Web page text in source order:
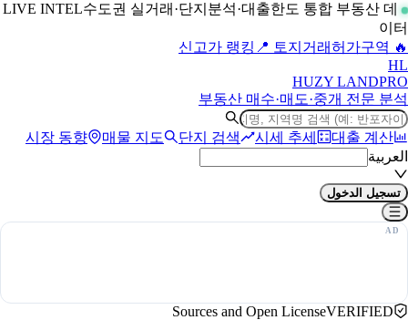
LIVE INTEL
수도권 실거래·단지분석·대출한도 통합 부동산 데
이터
🔥 신고가 랭킹
📍 토지거래허가구역
HL
HUZY LANDPRO
부동산 매수·매도·중개 전문 분석
시장 동향 매물 지도 단지 검색 시세 추세
대출 계산
العربية
تسجيل الدخول
Sources and Open LicenseVERIFIED